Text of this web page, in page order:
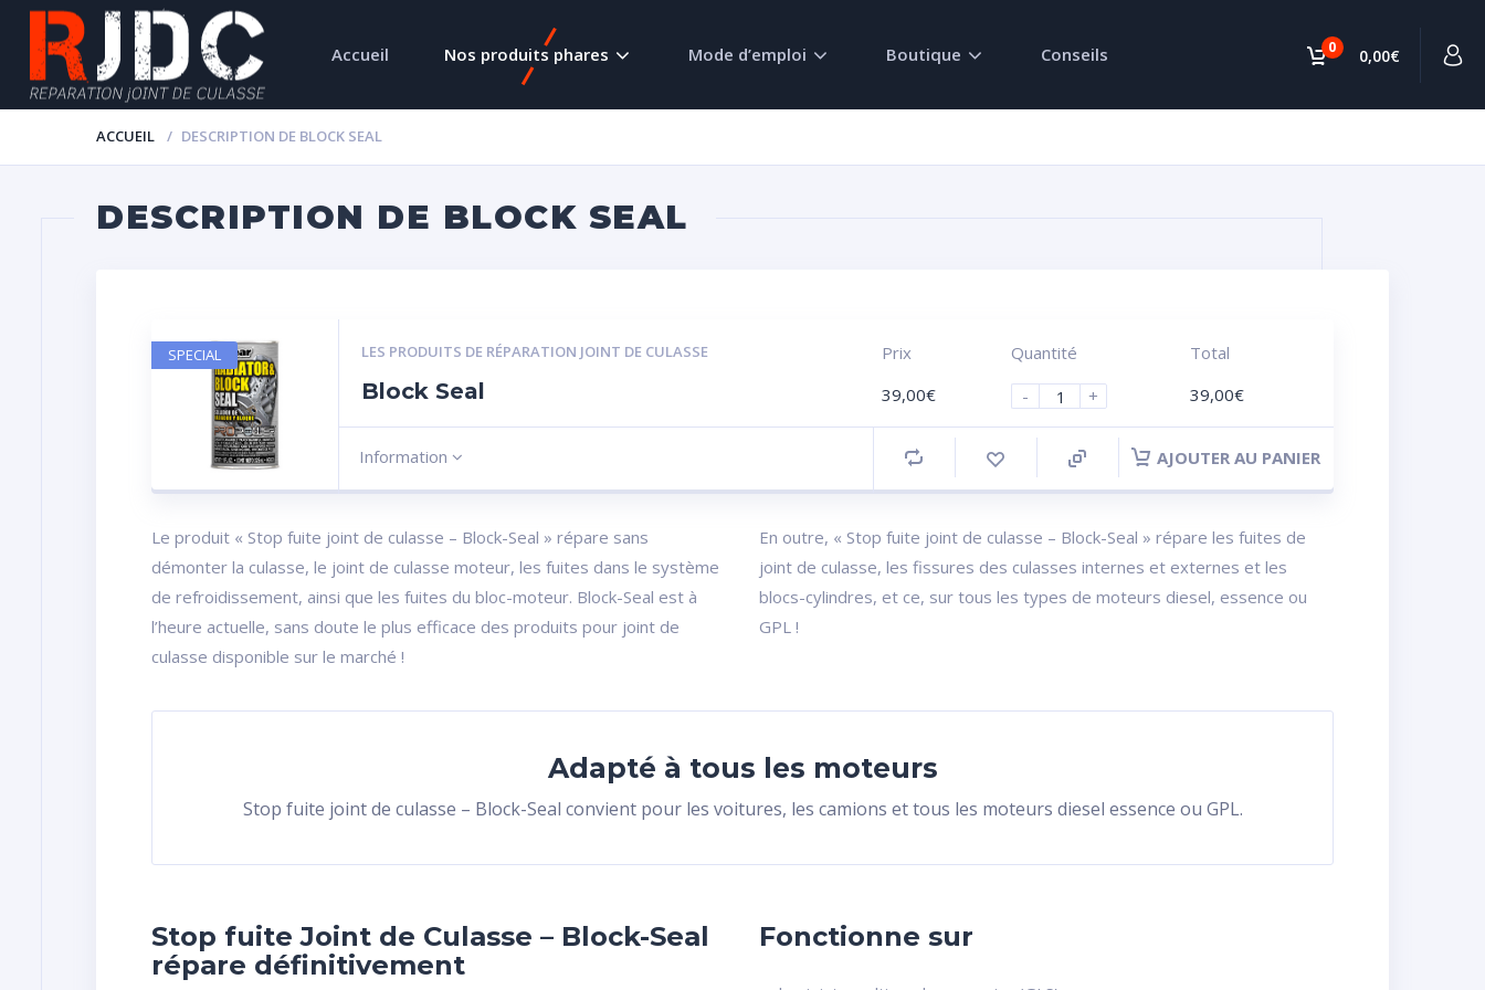
0 0,00€
Accueil Nos produits phares Mode d’emploi Boutique Conseils
ACCUEIL DESCRIPTION DE BLOCK SEAL
DESCRIPTION DE BLOCK SEAL
LES PRODUITS DE RÉPARATION JOINT DE CULASSE
Block Seal
Prix
39,00€
Quantité
-
+
Total
39,00€
Information AJOUTER AU PANIER
SPECIAL
Le produit « Stop fuite joint de culasse – Block-Seal » répare sans
démonter la culasse, le joint de culasse moteur, les fuites dans le système
de refroidissement, ainsi que les fuites du bloc-moteur. Block-Seal est à
l’heure actuelle, sans doute le plus efficace des produits pour joint de
culasse disponible sur le marché !
En outre, « Stop fuite joint de culasse – Block-Seal » répare les fuites de
joint de culasse, les fissures des culasses internes et externes et les
blocs-cylindres, et ce, sur tous les types de moteurs diesel, essence ou
GPL !
Adapté à tous les moteurs
Stop fuite joint de culasse – Block-Seal convient pour les voitures, les camions et tous les moteurs diesel essence ou GPL.
Stop fuite Joint de Culasse – Block-Seal
répare définitivement
Fonctionne sur